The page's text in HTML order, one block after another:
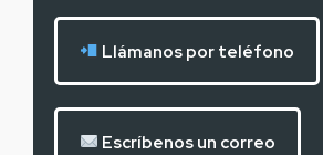
Llámanos por teléfono
Escríbenos un correo